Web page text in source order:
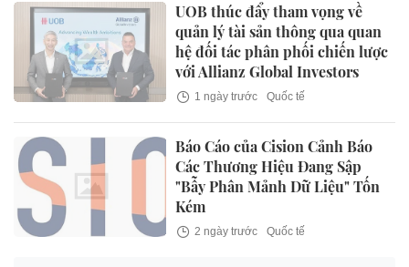
UOB thúc đẩy tham vọng về
quản lý tài sản thông qua quan
hệ đối tác phân phối chiến lược
với Allianz Global Investors
1 ngày trước Quốc tế
Báo Cáo của Cision Cảnh Báo
Các Thương Hiệu Đang Sập
"Bẫy Phân Mảnh Dữ Liệu" Tốn
Kém
2 ngày trước Quốc tế